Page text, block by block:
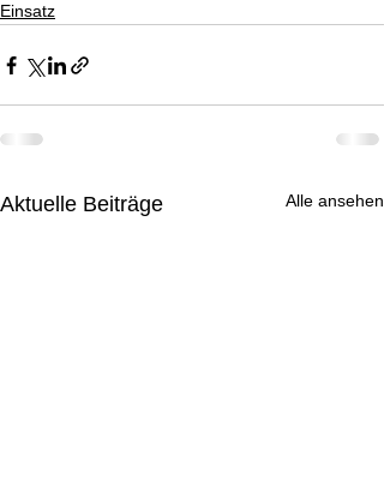
Einsatz
Aktuelle Beiträge Alle ansehen